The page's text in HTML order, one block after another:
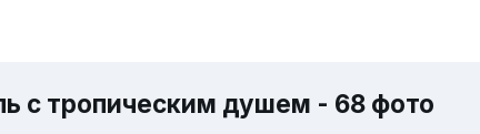
с тропическим душем - 68 фото